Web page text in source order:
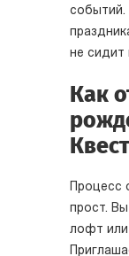
не сидит
Как
Процесс
прост.
лофт или